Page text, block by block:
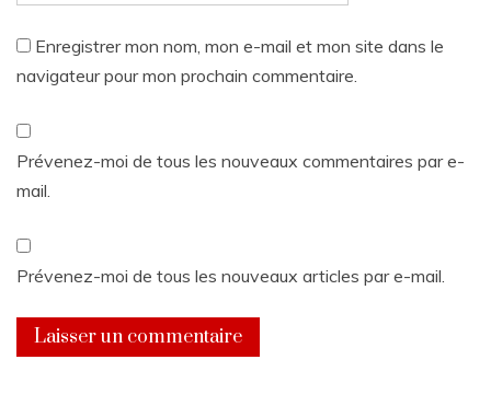
Enregistrer mon nom, mon e-mail et mon site dans le
navigateur pour mon prochain commentaire.
Prévenez-moi de tous les nouveaux commentaires par e-
mail.
Prévenez-moi de tous les nouveaux articles par e-mail.